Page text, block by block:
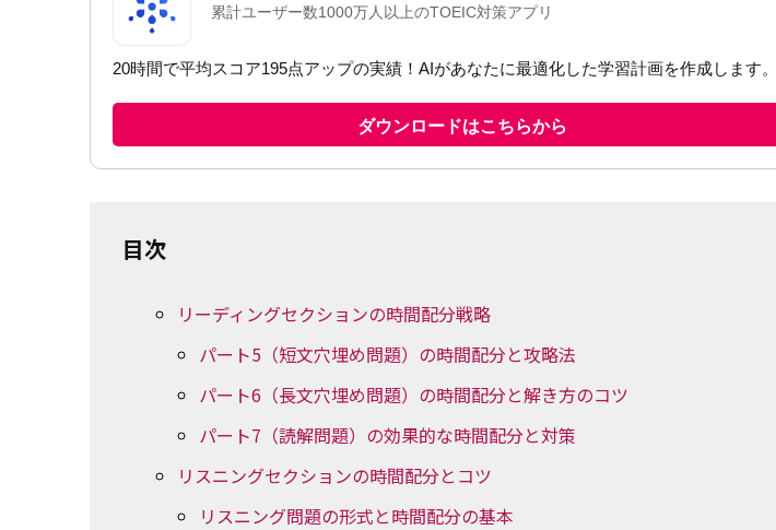
目次
リーディングセクションの時間配分戦略
パート5（短文穴埋め問題）の時間配分と攻略法
パート6（長文穴埋め問題）の時間配分と解き方のコツ
パート7（読解問題）の効果的な時間配分と対策
リスニングセクションの時間配分とコツ
リスニング問題の形式と時間配分の基本